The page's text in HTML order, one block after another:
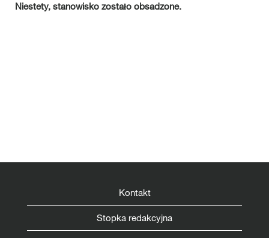
Niestety, stanowisko zostało obsadzone.
Kontakt
Stopka redakcyjna